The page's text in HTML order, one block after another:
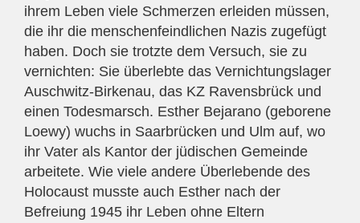
ihrem Leben viele Schmerzen erleiden müssen,
die ihr die menschenfeindlichen Nazis zugefügt
haben. Doch sie trotzte dem Versuch, sie zu
vernichten: Sie überlebte das Vernichtungslager
Auschwitz-Birkenau, das KZ Ravensbrück und
einen Todesmarsch. Esther Bejarano (geborene
Loewy) wuchs in Saarbrücken und Ulm auf, wo
ihr Vater als Kantor der jüdischen Gemeinde
arbeitete. Wie viele andere Überlebende des
Holocaust musste auch Esther nach der
Befreiung 1945 ihr Leben ohne Eltern